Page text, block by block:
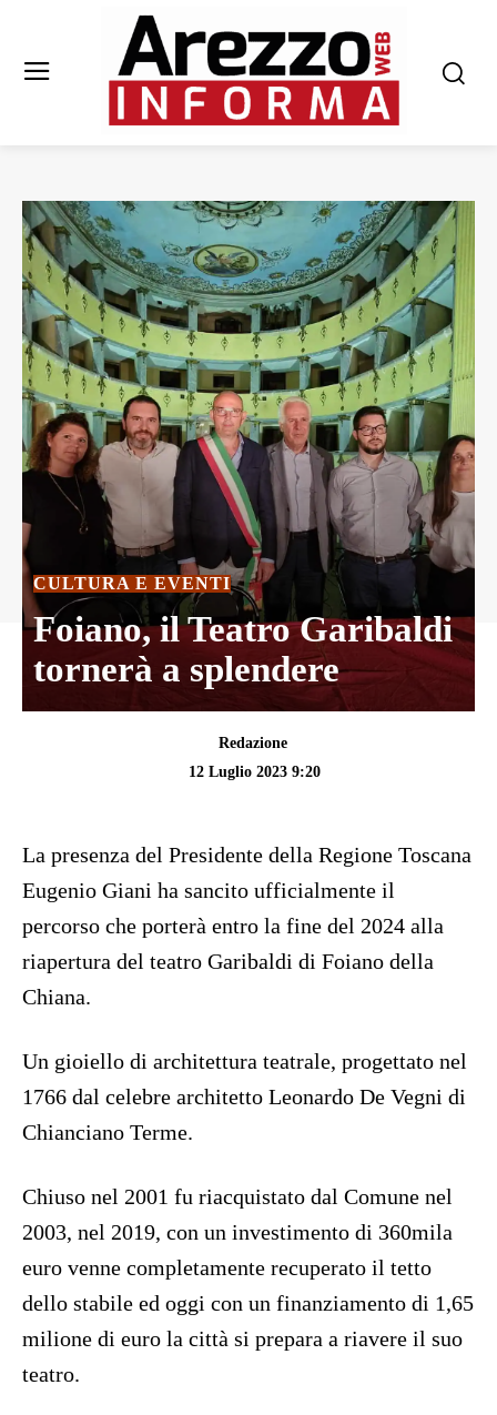
CULTURA E EVENTI
Foiano, il Teatro Garibaldi
tornerà a splendere
Redazione
12 Luglio 2023 9:20
La presenza del Presidente della Regione Toscana
Eugenio Giani ha sancito ufficialmente il
percorso che porterà entro la fine del 2024 alla
riapertura del teatro Garibaldi di Foiano della
Chiana.
Un gioiello di architettura teatrale, progettato nel
1766 dal celebre architetto Leonardo De Vegni di
Chianciano Terme.
Chiuso nel 2001 fu riacquistato dal Comune nel
2003, nel 2019, con un investimento di 360mila
euro venne completamente recuperato il tetto
dello stabile ed oggi con un finanziamento di 1,65
milione di euro la città si prepara a riavere il suo
teatro.